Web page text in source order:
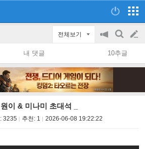
전체보기
공
지
on/off
검
색
글
쓰
내 댓글 10추글
이 & 미나미 초대석 _
3235 추천: 1 2026-06-08 19:22:22